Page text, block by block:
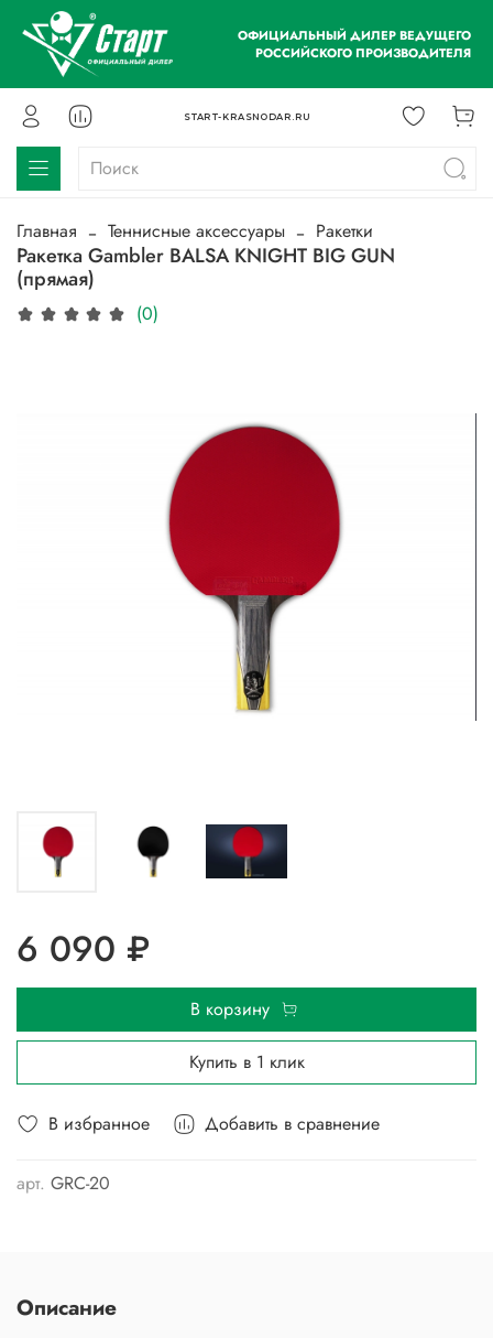
ОФИЦИАЛЬНЫЙ ДИЛЕР ВЕДУЩЕГО
РОССИЙСКОГО ПРОИЗВОДИТЕЛЯ
START-KRASNODAR.RU
Главная Теннисные аксессуары Ракетки
Ракетка Gambler BALSA KNIGHT BIG GUN
(прямая)
(0)
В избранное Добавить в сравнение
арт. GRC-20
6 090 ₽
В корзину
Купить в 1 клик
Описание